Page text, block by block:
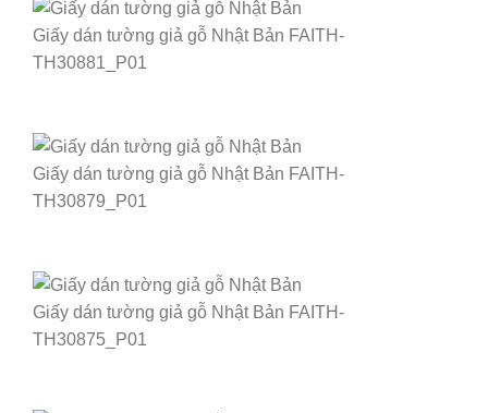
Giấy dán tường giả gỗ Nhật Bản FAITH-
TH30881_P01
Giấy dán tường giả gỗ Nhật Bản FAITH-
TH30879_P01
Giấy dán tường giả gỗ Nhật Bản FAITH-
TH30875_P01